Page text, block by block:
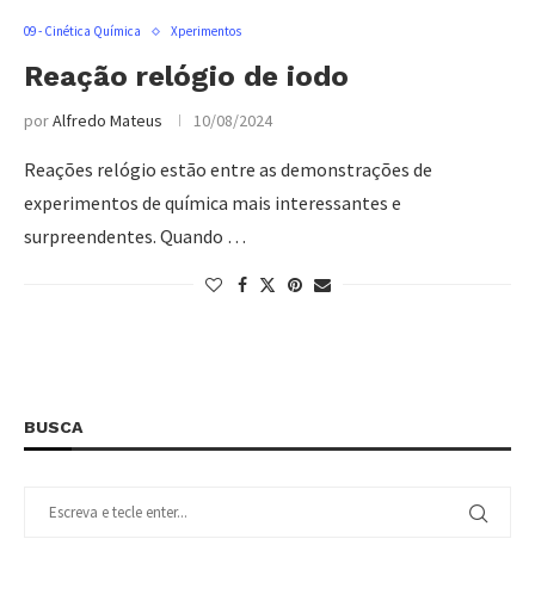
09 - Cinética Química Xperimentos
Reação relógio de iodo
porAlfredo Mateus 10/08/2024
Reações relógio estão entre as demonstrações de
experimentos de química mais interessantes e
surpreendentes. Quando …
BUSCA